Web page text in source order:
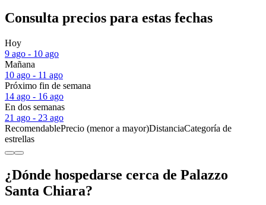
Consulta precios para estas fechas
Hoy
9 ago - 10 ago
Mañana
10 ago - 11 ago
Próximo fin de semana
14 ago - 16 ago
En dos semanas
21 ago - 23 ago
RecomendablePrecio (menor a mayor)DistanciaCategoría de
estrellas
¿Dónde hospedarse cerca de Palazzo
Santa Chiara?